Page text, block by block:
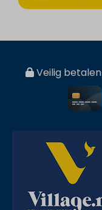
Veilig betalen